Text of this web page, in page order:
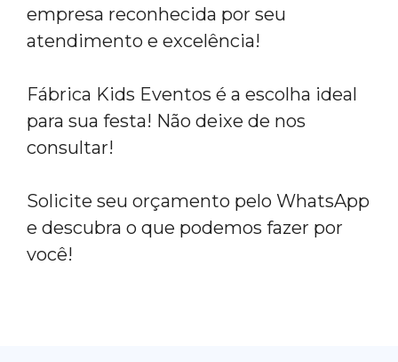
empresa reconhecida por seu
atendimento e excelência!
Fábrica Kids Eventos é a escolha ideal
para sua festa! Não deixe de nos
consultar!
Solicite seu orçamento pelo WhatsApp
e descubra o que podemos fazer por
você!